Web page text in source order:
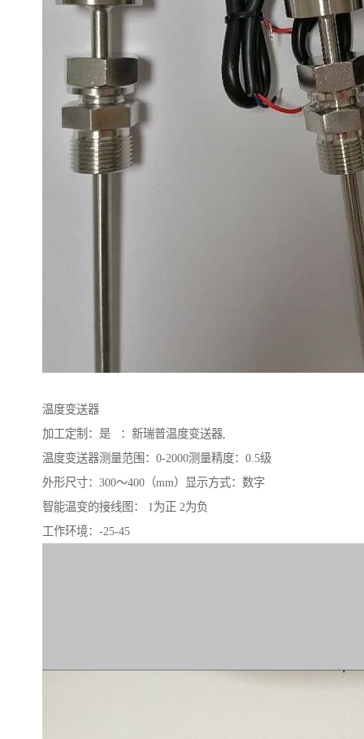
温度变送器
加工定制：是 ：新瑞普温度变送器,
温度变送器测量范围：0-2000测量精度：0.5级
外形尺寸：300～400（mm）显示方式：数字
智能温变的接线图： 1为正 2为负
工作环境：-25-45